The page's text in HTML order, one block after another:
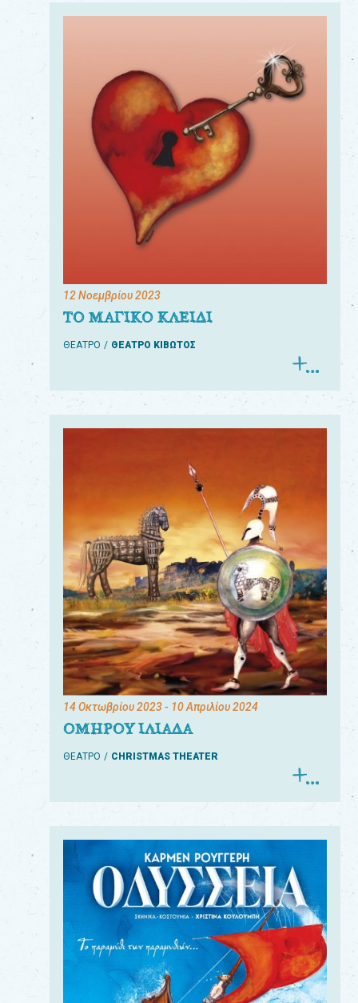
12 Νοεμβρίου 2023
ΤΟ ΜΑΓΙΚΟ ΚΛΕΙΔΙ
ΘΕΑΤΡΟ ΘΕΑΤΡΟ ΚΙΒΩΤΟΣ
14 Οκτωβρίου 2023- 10 Απριλίου 2024
ΟΜΗΡΟΥ ΙΛΙΑΔΑ
ΘΕΑΤΡΟ CHRISTMAS THEATER